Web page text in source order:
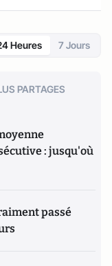
Heures 7 Jours
PARTAGES
: jusqu'où
passé